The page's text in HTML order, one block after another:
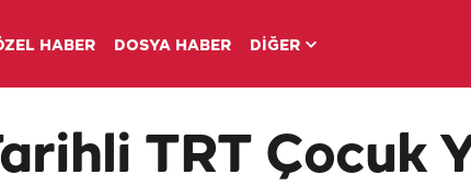
HABER DOSYA HABER DİĞER
TRT Çocuk